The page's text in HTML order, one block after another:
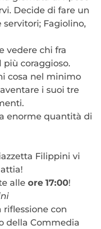
Decide di fare un
servitori; Fagiolino,
vedere chi fra
coraggioso.
cosa nel minimo
i suoi tre
enorme quantità di
Filippini vi
alleore 17:00!
riflessione con
della Commedia